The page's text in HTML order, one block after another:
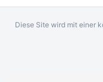
Diese Site wird mit einer